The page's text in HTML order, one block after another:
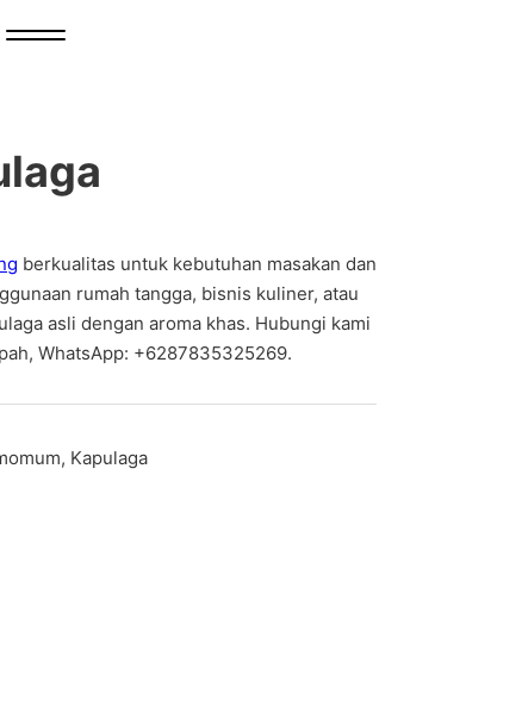
berkualitas untuk kebutuhan masakan dan
rumah tangga, bisnis kuliner, atau
asli dengan aroma khas. Hubungi kami
WhatsApp: +6287835325269.
Kapulaga